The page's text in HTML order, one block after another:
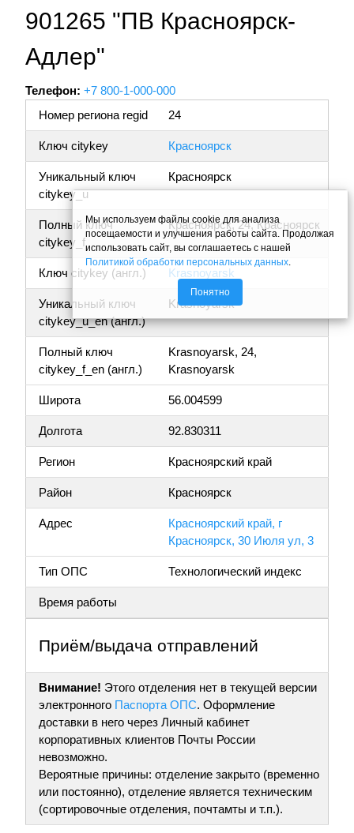
901265 "ПВ Красноярск-
Адлер"
Телефон: +7 800-1-000-000
Номер региона regid
24
Ключ citykey Красноярск
Уникальный ключ
citykey_u
Красноярск
Полный ключ
citykey_f
Красноярск, 24, Красноярск
Ключ citykey (англ.) Krasnoyarsk
Уникальный ключ
citykey_u_en (англ.)
Krasnoyarsk
Полный ключ
citykey_f_en (англ.)
Krasnoyarsk, 24,
Krasnoyarsk
Широта 56.004599
Долгота 92.830311
Регион Красноярский край
Район Красноярск
Адрес
Красноярский край, г
Красноярск, 30 Июля ул, 3
Тип ОПС Технологический индекс
Время работы
Приём/выдача отправлений
Внимание! Этого отделения нет в текущей версии
электронного Паспорта ОПС. Оформление
доставки в него через Личный кабинет
корпоративных клиентов Почты России
невозможно.
Вероятные причины: отделение закрыто (временно
или постоянно), отделение является техническим
(сортировочные отделения, почтамты и т.п.).
Мы используем файлы cookie для анализа
посещаемости и улучшения работы сайта. Продолжая
использовать сайт, вы соглашаетесь с нашей
Политикой обработки персональных данных.
Понятно